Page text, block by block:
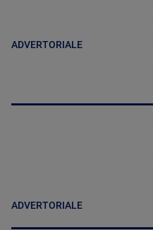
ADVERTORIALE
ADVERTORIALE